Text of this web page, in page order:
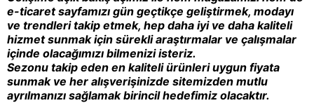
e-ticaret sayfamızı gün geçtikçe geliştirmek, modayı
ve trendleri takip etmek, hep daha iyi ve daha kaliteli
hizmet sunmak için sürekli araştırmalar ve çalışmalar
içinde olacağımızı bilmenizi isteriz.
Sezonu takip eden en kaliteli ürünleri uygun fiyata
sunmak ve her alışverişinizde sitemizden mutlu
ayrılmanızı sağlamak birincil hedefimiz olacaktır.